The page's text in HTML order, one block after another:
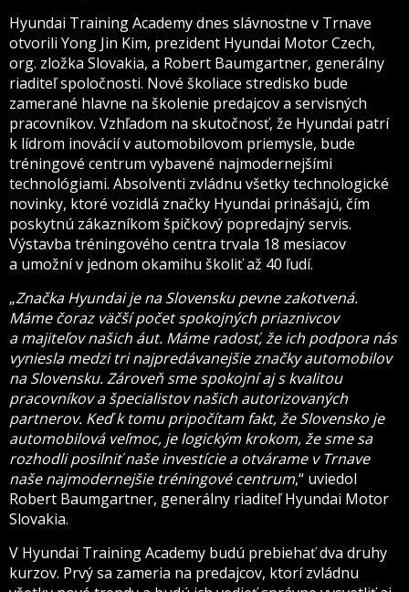
Hyundai Training Academy dnes slávnostne v Trnave
otvorili Yong Jin Kim, prezident Hyundai Motor Czech,
org. zložka Slovakia, a Robert Baumgartner, generálny
riaditeľ spoločnosti. Nové školiace stredisko bude
zamerané hlavne na školenie predajcov a servisných
pracovníkov. Vzhľadom na skutočnosť, že Hyundai patrí
k lídrom inovácií v automobilovom priemysle, bude
tréningové centrum vybavené najmodernejšími
technológiami. Absolventi zvládnu všetky technologické
novinky, ktoré vozidlá značky Hyundai prinášajú, čím
poskytnú zákazníkom špičkový popredajný servis.
Výstavba tréningového centra trvala 18 mesiacov
a umožní v jednom okamihu školiť až 40 ľudí.
„Značka Hyundai je na Slovensku pevne zakotvená.
Máme čoraz väčší počet spokojných priaznivcov
a majiteľov našich áut. Máme radosť, že ich podpora nás
vyniesla medzi tri najpredávanejšie značky automobilov
na Slovensku. Zároveň sme spokojní aj s kvalitou
pracovníkov a špecialistov našich autorizovaných
partnerov. Keď k tomu pripočítam fakt, že Slovensko je
automobilová veľmoc, je logickým krokom, že sme sa
rozhodli posilniť naše investície a otvárame v Trnave
naše najmodernejšie tréningové centrum,“ uviedol
Robert Baumgartner, generálny riaditeľ Hyundai Motor
Slovakia.
V Hyundai Training Academy budú prebiehať dva druhy
kurzov. Prvý sa zameria na predajcov, ktorí zvládnu